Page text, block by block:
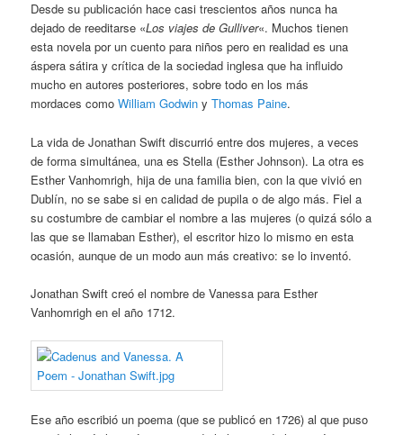
Desde su publicación hace casi trescientos años nunca ha
dejado de reeditarse «Los viajes de Gulliver«. Muchos tienen
esta novela por un cuento para niños pero en realidad es una
áspera sátira y crítica de la sociedad inglesa que ha influido
mucho en autores posteriores, sobre todo en los más
mordaces comoWilliam Godwin yThomas Paine.
La vida de Jonathan Swift discurrió entre dos mujeres, a veces
de forma simultánea, una es Stella (Esther Johnson). La otra es
Esther Vanhomrigh, hija de una familia bien, con la que vivió en
Dublín, no se sabe si en calidad de pupila o de algo más. Fiel a
su costumbre de cambiar el nombre a las mujeres (o quizá sólo a
las que se llamaban Esther), el escritor hizo lo mismo en esta
ocasión, aunque de un modo aun más creativo: se lo inventó.
Jonathan Swift creó el nombre de Vanessa para Esther
Vanhomrigh en el año 1712.
Ese año escribió un poema (que se publicó en 1726) al que puso